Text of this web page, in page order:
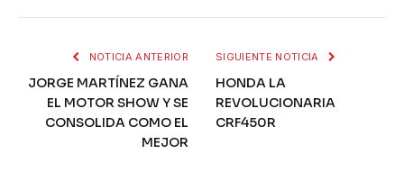
NOTICIA ANTERIOR
JORGE MARTÍNEZ GANA
EL MOTOR SHOW Y SE
CONSOLIDA COMO EL
MEJOR
SIGUIENTE NOTICIA
HONDA LA
REVOLUCIONARIA
CRF450R